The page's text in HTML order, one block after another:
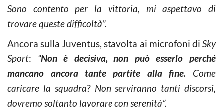
Sono contento per la vittoria, mi aspettavo di
trovare queste difficoltà”.
Ancora sulla Juventus, stavolta ai microfoni di Sky
Sport: “Non è decisiva, non può esserlo perché
mancano ancora tante partite alla fine. Come
caricare la squadra? Non serviranno tanti discorsi,
dovremo soltanto lavorare con serenità”.